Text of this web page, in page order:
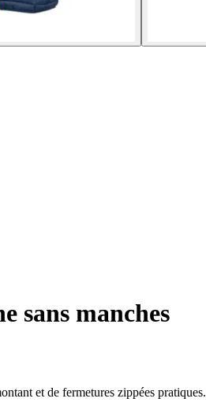
sans manches
et de fermetures zippées pratiques.